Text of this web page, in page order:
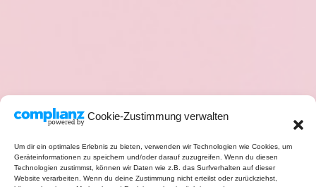
Cookie-Zustimmung verwalten
Um dir ein optimales Erlebnis zu bieten, verwenden wir Technologien wie Cookies, um
Geräteinformationen zu speichern und/oder darauf zuzugreifen. Wenn du diesen
Technologien zustimmst, können wir Daten wie z.B. das Surfverhalten auf dieser
Website verarbeiten. Wenn du deine Zustimmung nicht erteilst oder zurückziehst,